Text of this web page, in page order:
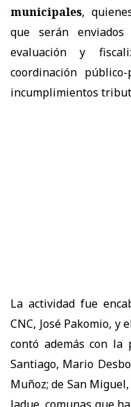
municipales,
que serán
evaluación y
coordinación
incumplimientos
La actividad fue
CNC, José Pakomio,
contó además con la
Santiago, Mario
Muñoz; de San